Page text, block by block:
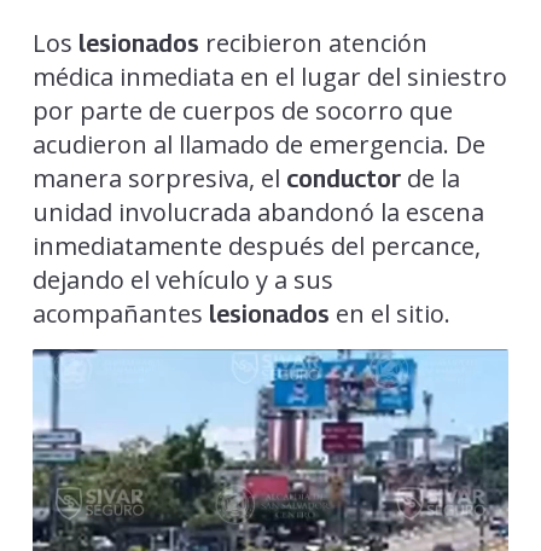
Los lesionados recibieron atención
médica inmediata en el lugar del siniestro
por parte de cuerpos de socorro que
acudieron al llamado de emergencia. De
manera sorpresiva, el conductorde la
unidad involucrada abandonó la escena
inmediatamente después del percance,
dejando el vehículo y a sus
acompañantes lesionados en el sitio.